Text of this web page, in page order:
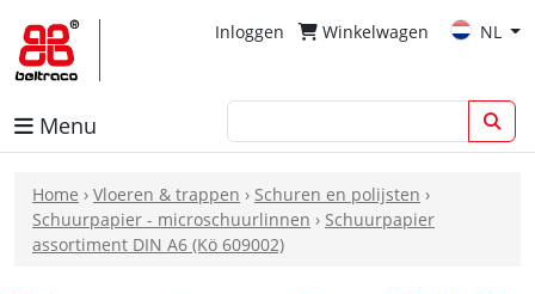
Inloggen Winkelwagen NL
Menu
Home › Vloeren & trappen › Schuren en polijsten ›
Schuurpapier - microschuurlinnen › Schuurpapier
assortiment DIN A6 (Kö 609002)